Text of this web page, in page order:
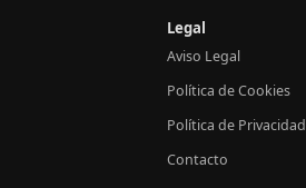
Legal
Aviso Legal
Política de Cookies
Política de Privacidad
Contacto